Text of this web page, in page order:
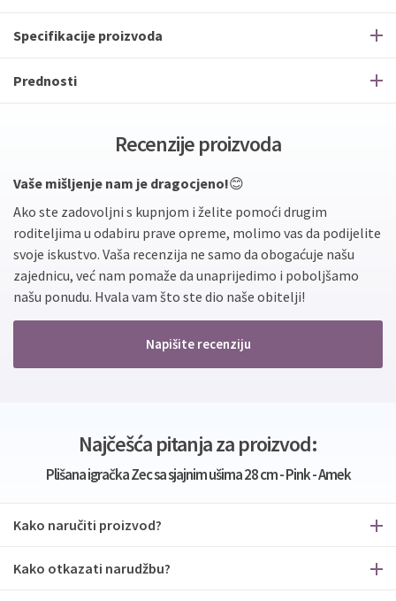
Specifikacije proizvoda
Prednosti
Recenzije proizvoda
Vaše mišljenje nam je dragocjeno!😊
Ako ste zadovoljni s kupnjom i želite pomoći drugim
roditeljima u odabiru prave opreme, molimo vas da podijelite
svoje iskustvo. Vaša recenzija ne samo da obogaćuje našu
zajednicu, već nam pomaže da unaprijedimo i poboljšamo
našu ponudu. Hvala vam što ste dio naše obitelji!
Napišite recenziju
Najčešća pitanja za proizvod:
Plišana igračka Zec sa sjajnim ušima 28 cm - Pink - Amek
Kako naručiti proizvod?
Kako otkazati narudžbu?